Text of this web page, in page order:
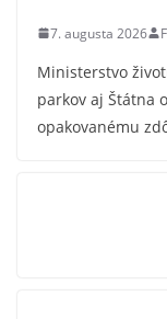
7. augusta 2026
Ministerstvo
parkov aj Štátna
opakovanému